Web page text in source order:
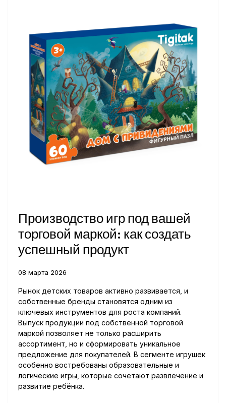
Производство игр под вашей
торговой маркой: как создать
успешный продукт
08 марта 2026
Рынок детских товаров активно развивается, и
собственные бренды становятся одним из
ключевых инструментов для роста компаний.
Выпуск продукции под собственной торговой
маркой позволяет не только расширить
ассортимент, но и сформировать уникальное
предложение для покупателей. В сегменте игрушек
особенно востребованы образовательные и
логические игры, которые сочетают развлечение и
развитие ребёнка.